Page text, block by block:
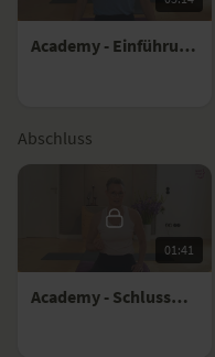
Academy - Einführung Nadine Seidel
Abschluss
01:41
Academy - Schlusswort